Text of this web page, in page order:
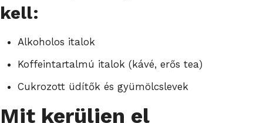
kell:
Alkoholos italok
Koffeintartalmú italok (kávé, erős tea)
Cukrozott üdítők és gyümölcslevek
Mit kerüljen el